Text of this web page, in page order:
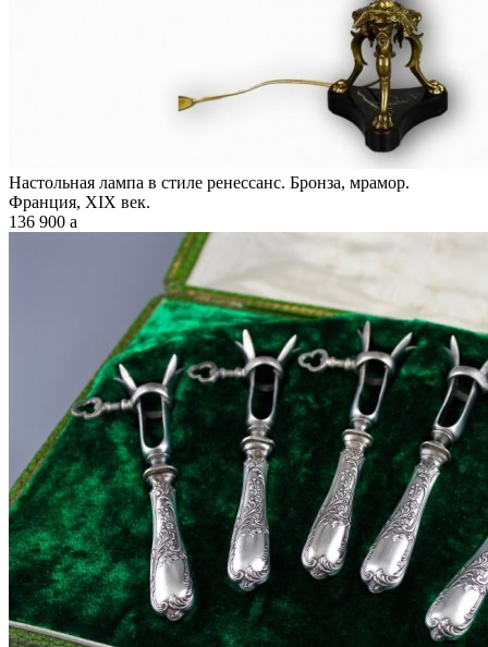
Настольная лампа в стиле ренессанс. Бронза, мрамор.
Франция, XIX век.
136 900 a